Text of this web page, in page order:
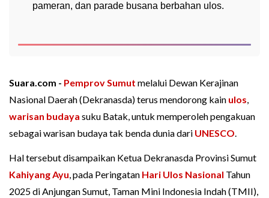
pameran, dan parade busana berbahan ulos.
Suara.com - Pemprov Sumut melalui Dewan Kerajinan
Nasional Daerah (Dekranasda) terus mendorong kain ulos,
warisan budaya suku Batak, untuk memperoleh pengakuan
sebagai warisan budaya tak benda dunia dari UNESCO.
Hal tersebut disampaikan Ketua Dekranasda Provinsi Sumut
Kahiyang Ayu, pada Peringatan Hari Ulos Nasional Tahun
2025 di Anjungan Sumut, Taman Mini Indonesia Indah (TMII),